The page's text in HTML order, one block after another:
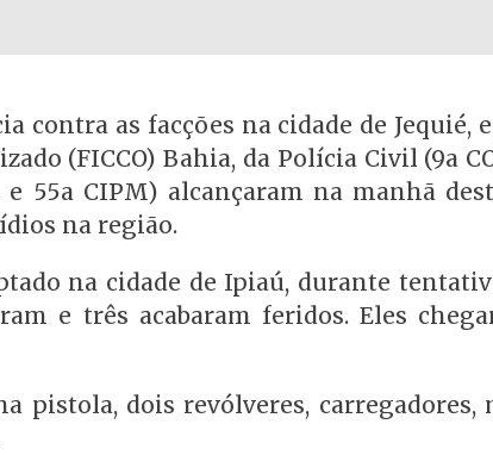
contra as facções na cidade de Jequié,
(FICCO) Bahia, da Polícia Civil (9a
55a CIPM) alcançaram na manhã
na região.
na cidade de Ipiaú, durante
e três acabaram feridos. Eles
pistola, dois revólveres, carregadores,